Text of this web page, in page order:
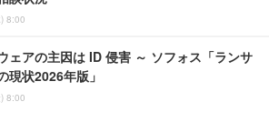
8:00
ェアの主因は ID 侵害 ～ ソフォス「ランサ
現状2026年版」
8:00